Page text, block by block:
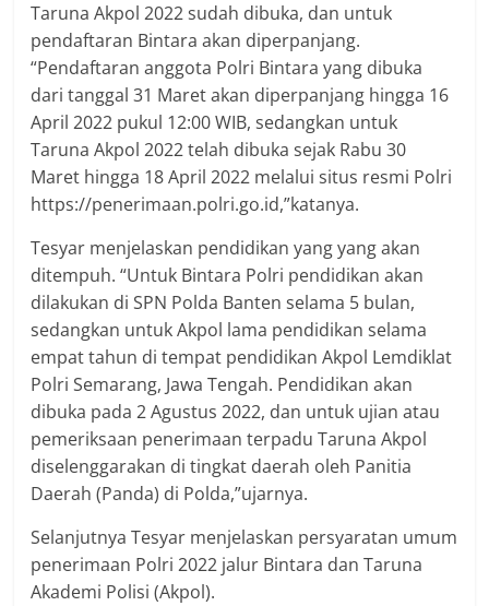
Taruna Akpol 2022 sudah dibuka, dan untuk
pendaftaran Bintara akan diperpanjang.
“Pendaftaran anggota Polri Bintara yang dibuka
dari tanggal 31 Maret akan diperpanjang hingga 16
April 2022 pukul 12:00 WIB, sedangkan untuk
Taruna Akpol 2022 telah dibuka sejak Rabu 30
Maret hingga 18 April 2022 melalui situs resmi Polri
https://penerimaan.polri.go.id,”katanya.
Tesyar menjelaskan pendidikan yang yang akan
ditempuh. “Untuk Bintara Polri pendidikan akan
dilakukan di SPN Polda Banten selama 5 bulan,
sedangkan untuk Akpol lama pendidikan selama
empat tahun di tempat pendidikan Akpol Lemdiklat
Polri Semarang, Jawa Tengah. Pendidikan akan
dibuka pada 2 Agustus 2022, dan untuk ujian atau
pemeriksaan penerimaan terpadu Taruna Akpol
diselenggarakan di tingkat daerah oleh Panitia
Daerah (Panda) di Polda,”ujarnya.
Selanjutnya Tesyar menjelaskan persyaratan umum
penerimaan Polri 2022 jalur Bintara dan Taruna
Akademi Polisi (Akpol).